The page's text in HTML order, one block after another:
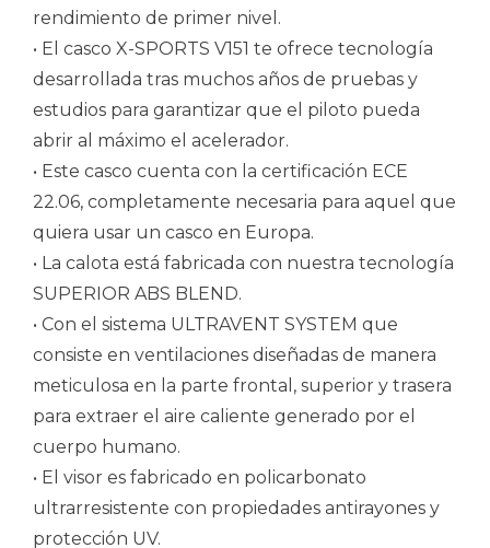
rendimiento de primer nivel.
• El casco X-SPORTS V151 te ofrece tecnología
desarrollada tras muchos años de pruebas y
estudios para garantizar que el piloto pueda
abrir al máximo el acelerador.
• Este casco cuenta con la certificación ECE
22.06, completamente necesaria para aquel que
quiera usar un casco en Europa.
• La calota está fabricada con nuestra tecnología
SUPERIOR ABS BLEND.
• Con el sistema ULTRAVENT SYSTEM que
consiste en ventilaciones diseñadas de manera
meticulosa en la parte frontal, superior y trasera
para extraer el aire caliente generado por el
cuerpo humano.
• El visor es fabricado en policarbonato
ultrarresistente con propiedades antirayones y
protección UV.